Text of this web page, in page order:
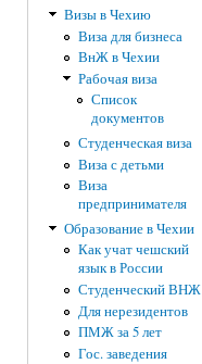
Визы в Чехию
Виза для бизнеса
ВнЖ в Чехии
Рабочая виза
Список
документов
Студенческая виза
Виза с детьми
Виза
предпринимателя
Образование в Чехии
Как учат чешский
язык в России
Студенческий ВНЖ
Для нерезидентов
ПМЖ за 5 лет
Гос. заведения